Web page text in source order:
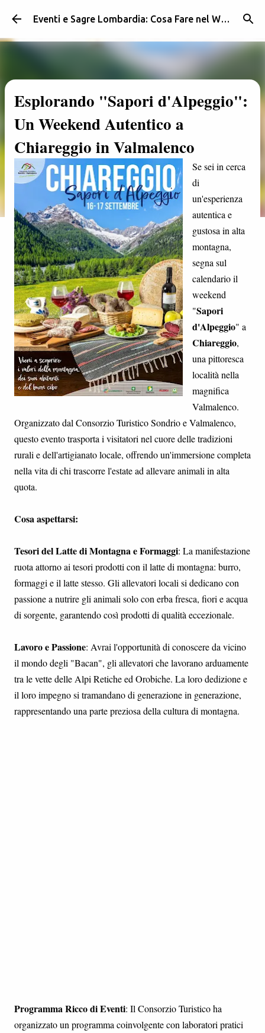
Passa ai contenuti principali Eventi e Sagre Lombardia: Cosa Fare nel Weekend | Weekendidea
Esplorando "Sapori d'Alpeggio":
Un Weekend Autentico a
Chiareggio in Valmalenco
Se sei in cerca
di
un'esperienza
autentica e
gustosa in alta
montagna,
segna sul
calendario il
weekend
"Sapori
d'Alpeggio" a
Chiareggio,
una pittoresca
località nella
magnifica
Valmalenco.
Organizzato dal Consorzio Turistico Sondrio e Valmalenco,
questo evento trasporta i visitatori nel cuore delle tradizioni
rurali e dell'artigianato locale, offrendo un'immersione completa
nella vita di chi trascorre l'estate ad allevare animali in alta
quota.
Cosa aspettarsi:
Tesori del Latte di Montagna e Formaggi: La manifestazione
ruota attorno ai tesori prodotti con il latte di montagna: burro,
formaggi e il latte stesso. Gli allevatori locali si dedicano con
passione a nutrire gli animali solo con erba fresca, fiori e acqua
di sorgente, garantendo così prodotti di qualità eccezionale.
Lavoro e Passione: Avrai l'opportunità di conoscere da vicino
il mondo degli "Bacan", gli allevatori che lavorano arduamente
tra le vette delle Alpi Retiche ed Orobiche. La loro dedizione e
il loro impegno si tramandano di generazione in generazione,
rappresentando una parte preziosa della cultura di montagna.
Programma Ricco di Eventi: Il Consorzio Turistico ha
organizzato un programma coinvolgente con laboratori pratici